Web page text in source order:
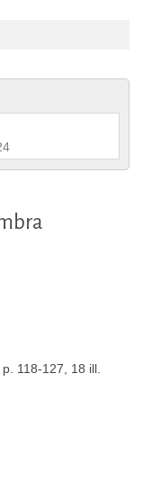
118-127, 18 ill.